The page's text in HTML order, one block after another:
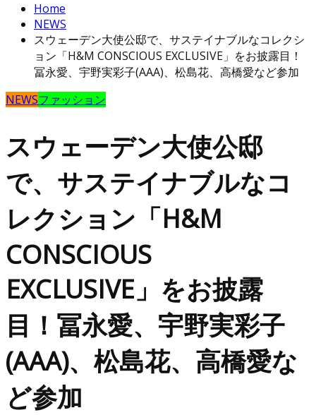
Home
NEWS
スウェーデン大使公邸で、サステイナブルなコレクシ
ョン「H&M CONSCIOUS EXCLUSIVE」をお披露目！
冨永愛、宇野実彩子(AAA)、松島花、高橋愛など参加
NEWSファッション
スウェーデン大使公邸
で、サステイナブルなコ
レクション「H&M
CONSCIOUS
EXCLUSIVE」をお披露
目！冨永愛、宇野実彩子
(AAA)、松島花、高橋愛な
ど参加